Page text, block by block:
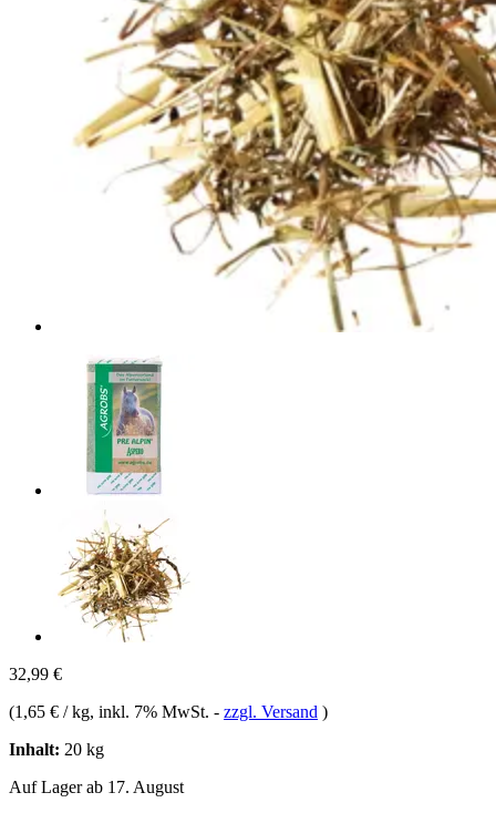
32,99 €
(1,65 € / kg, inkl. 7% MwSt. - zzgl. Versand )
Inhalt: 20 kg
Auf Lager ab 17. August